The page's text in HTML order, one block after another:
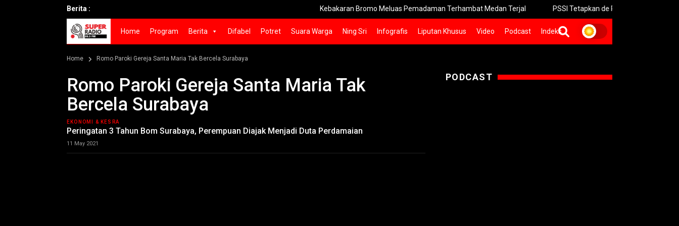
Berita : Kebakaran Bromo Meluas Pemadaman Terhambat Medan Terjal PSSI Tetapkan de Red FC Bermarkas Resmi di
Home Program Berita Difabel Potret Suara Warga Ning Sri Infografis Liputan Khusus Video Podcast Indeks
Home Romo Paroki Gereja Santa Maria Tak Bercela Surabaya
Romo Paroki Gereja Santa Maria Tak
Bercela Surabaya
EKONOMI & KESRA
Peringatan 3 Tahun Bom Surabaya, Perempuan Diajak Menjadi Duta Perdamaian
11 May 2021
PODCAST